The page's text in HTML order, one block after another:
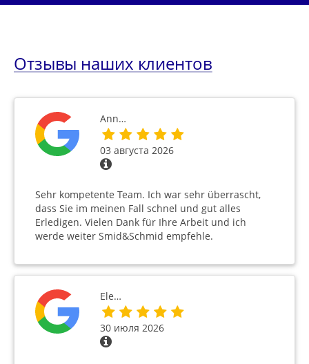
Отзывы наших клиентов
Ann…
03 августа 2026
Sehr kompetente Team. Ich war sehr überrascht,
dass Sie im meinen Fall schnel und gut alles
Erledigen. Vielen Dank für Ihre Arbeit und ich
werde weiter Smid&Schmid empfehle.
Ele…
30 июля 2026